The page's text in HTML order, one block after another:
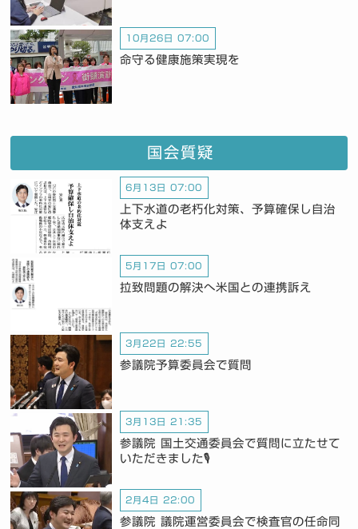
10月26日 07:00
命守る健康施策実現を
国会質疑
6月13日 07:00
上下水道の老朽化対策、予算確保し自治
体支えよ
5月17日 07:00
拉致問題の解決へ米国との連携訴え
3月22日 22:55
参議院予算委員会で質問
3月13日 21:35
参議院 国土交通委員会で質問に立たせて
いただきました🎙️
2月4日 22:00
参議院 議院運営委員会で検査官の任命同